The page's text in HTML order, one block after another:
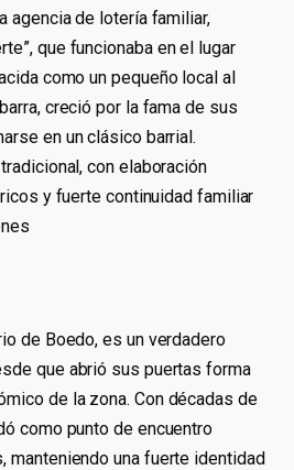
agencia de lotería familiar,
que funcionaba en el lugar
como un pequeño local al
creció por la fama de sus
en un clásico barrial.
con elaboración
y fuerte continuidad familiar
de Boedo, es un verdadero
que abrió sus puertas forma
de la zona. Con décadas de
como punto de encuentro
manteniendo una fuerte identidad